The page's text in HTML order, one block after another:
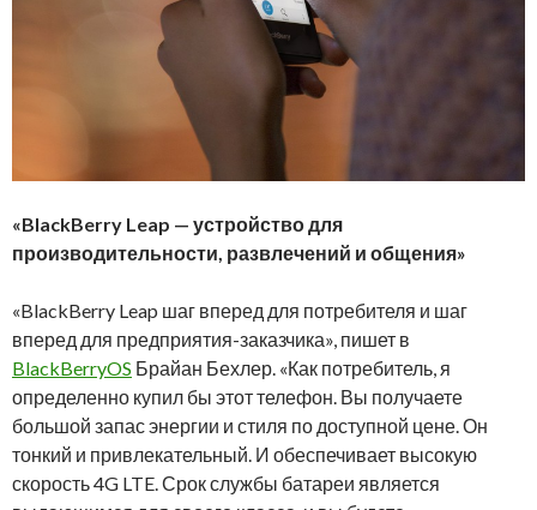
«BlackBerry Leap — устройство для
производительности, развлечений и общения»
«BlackBerry Leap шаг вперед для потребителя и шаг
вперед для предприятия-заказчика», пишет в
BlackBerryOS Брайан Бехлер. «Как потребитель, я
определенно купил бы этот телефон. Вы получаете
большой запас энергии и стиля по доступной цене. Он
тонкий и привлекательный. И обеспечивает высокую
скорость 4G LTE. Срок службы батареи является